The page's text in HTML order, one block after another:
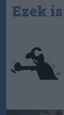
Ezek